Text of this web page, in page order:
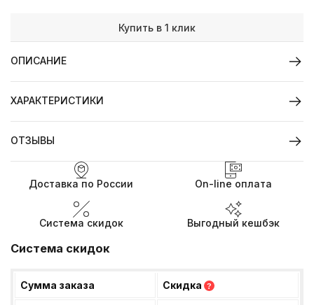
Купить в 1 клик
ОПИСАНИЕ
ХАРАКТЕРИСТИКИ
ОТЗЫВЫ
Доставка по России On-line оплата
Система скидок Выгодный кешбэк
Система скидок
Сумма заказа Скидка ?